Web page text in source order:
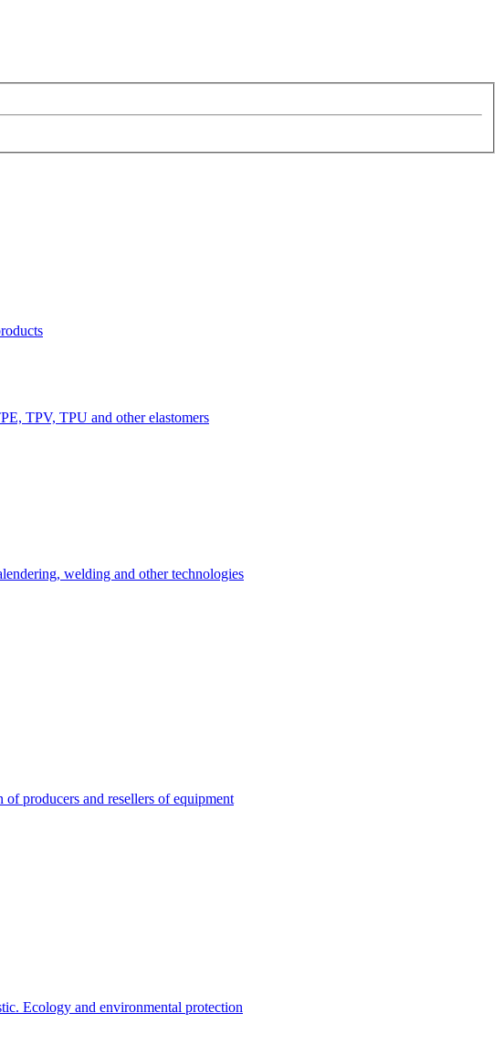
TPV, TPU and other elastomers
welding and other technologies
producers and resellers of equipment
Ecology and environmental protection